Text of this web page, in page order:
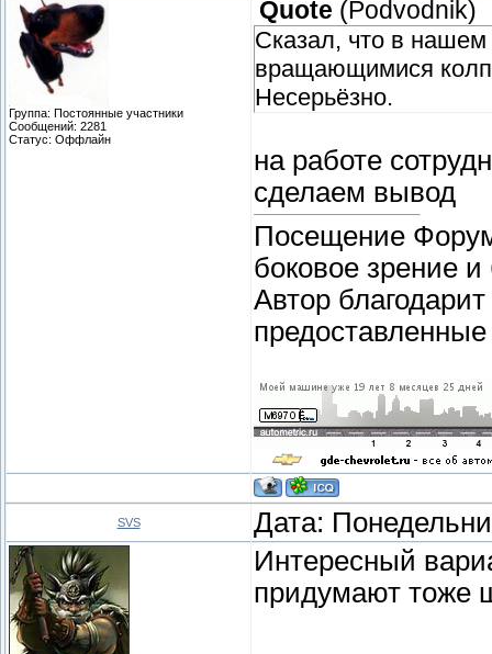
Группа: Постоянные участники
Сообщений: 2281
Статус: Оффлайн
Quote (Podvodnik)
Сказал, что в нашем
вращающимися
Несерьёзно.
на работе
сделаем вывод
Посещение
боковое зрение и
Автор
SVS Дата:
Интересный
придумают тоже